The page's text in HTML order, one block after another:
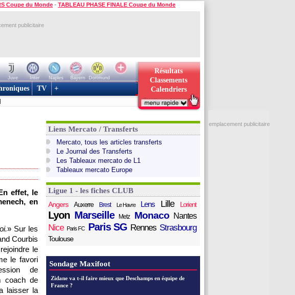
Coupe du Monde - TABLEAU PHASE FINALE Coupe du Monde
publicitaire
Juve Inter Naples Bayern
Dortmund
Résultats
Classements
Calendriers
TV +
|
effet, le
en
» Sur les
Courbis
le
le favori
de
coach de
laisser la
Liens Mercato / Transferts
Mercato, tous les articles transferts
Le Journal des Transferts
Les Tableaux mercato de L1
Tableaux mercato Europe
Ligue 1 - les fiches CLUB
Angers
Auxerre Brest Le Havre Lens Lille Lorient
Lyon Marseille Metz Monaco Nantes
Nice Paris FC Paris SG Rennes Strasbourg
Toulouse
Sondage Maxifoot
Zidane va t-il faire mieux que Deschamps en équipe de
France ?
emplacement publicitaire